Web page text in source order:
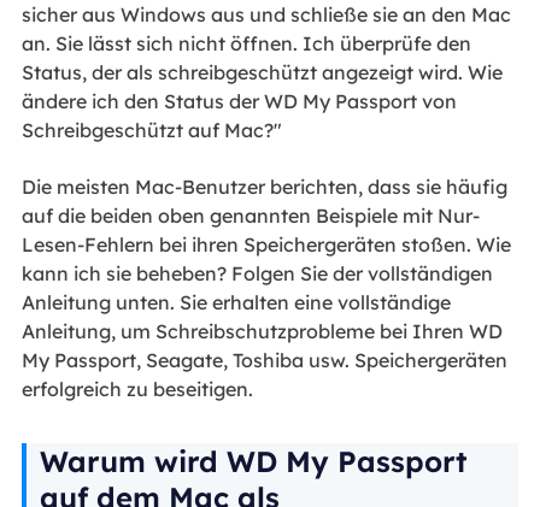
sicher aus Windows aus und schließe sie an den Mac
an. Sie lässt sich nicht öffnen. Ich überprüfe den
Status, der als schreibgeschützt angezeigt wird. Wie
ändere ich den Status der WD My Passport von
Schreibgeschützt auf Mac?"
Die meisten Mac-Benutzer berichten, dass sie häufig
auf die beiden oben genannten Beispiele mit Nur-
Lesen-Fehlern bei ihren Speichergeräten stoßen. Wie
kann ich sie beheben? Folgen Sie der vollständigen
Anleitung unten. Sie erhalten eine vollständige
Anleitung, um Schreibschutzprobleme bei Ihren WD
My Passport, Seagate, Toshiba usw. Speichergeräten
erfolgreich zu beseitigen.
Warum wird WD My Passport
auf dem Mac als